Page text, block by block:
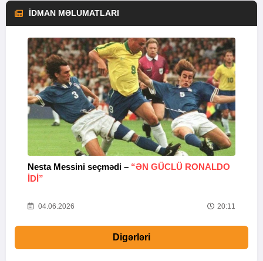
İDMAN MƏLUMATLARI
Nesta Messini seçmədi – “ƏN GÜCLÜ RONALDO
IDI”
04.06.2026 20:11
Digərləri